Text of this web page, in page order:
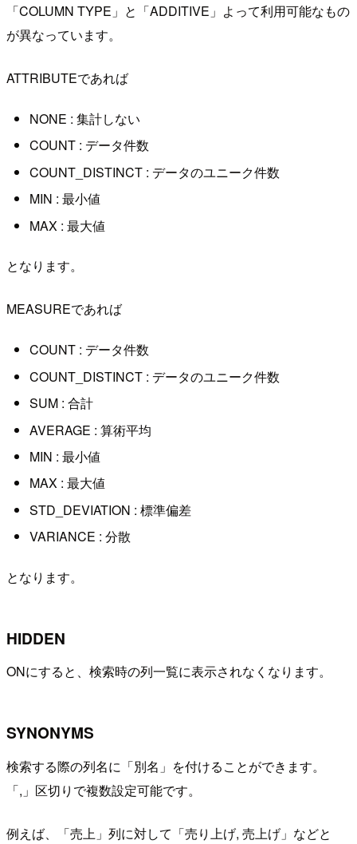
「COLUMN TYPE」と「ADDITIVE」よって利用可能なもの
が異なっています。
ATTRIBUTEであれば
NONE : 集計しない
COUNT : データ件数
COUNT_DISTINCT : データのユニーク件数
MIN : 最小値
MAX : 最大値
となります。
MEASUREであれば
COUNT : データ件数
COUNT_DISTINCT : データのユニーク件数
SUM : 合計
AVERAGE : 算術平均
MIN : 最小値
MAX : 最大値
STD_DEVIATION : 標準偏差
VARIANCE : 分散
となります。
HIDDEN
ONにすると、検索時の列一覧に表示されなくなります。
SYNONYMS
検索する際の列名に「別名」を付けることができます。
「,」区切りで複数設定可能です。
例えば、「売上」列に対して「売り上げ, 売上げ」などと